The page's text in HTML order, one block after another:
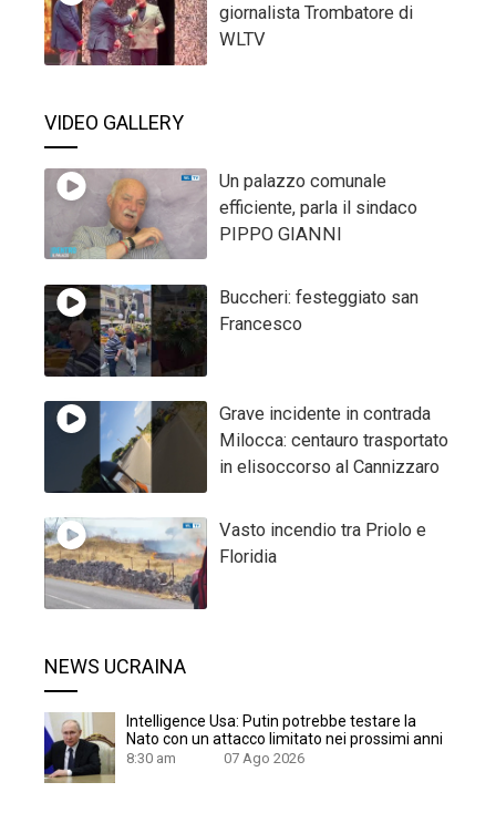
giornalista Trombatore di
WLTV
VIDEO GALLERY
Un palazzo comunale
efficiente, parla il sindaco
PIPPO GIANNI
Buccheri: festeggiato san
Francesco
Grave incidente in contrada
Milocca: centauro trasportato
in elisoccorso al Cannizzaro
Vasto incendio tra Priolo e
Floridia
NEWS UCRAINA
Intelligence Usa: Putin potrebbe testare la
Nato con un attacco limitato nei prossimi anni
8:30 am 07 Ago 2026